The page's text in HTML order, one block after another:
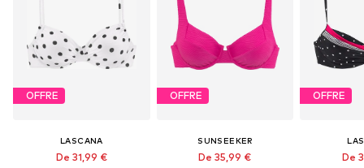
OFFRE
LASCANA
De 31,99 €
OFFRE
SUNSEEKER
De 35,99 €
OFFRE
De